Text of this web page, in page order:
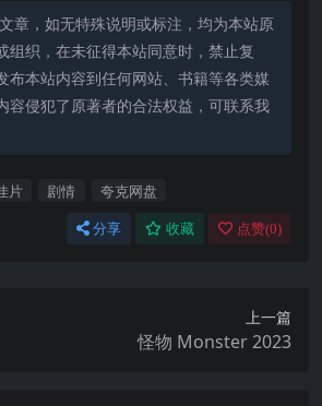
章，如无特殊说明或标注，均为本站原
组织，在未征得本站同意时，禁止复
布本站内容到任何网站、书籍等各类媒
容侵犯了原著者的合法权益，可联系我
片 剧情 夸克网盘
分享 收藏 点赞(0)
上一篇
怪物 Monster 2023